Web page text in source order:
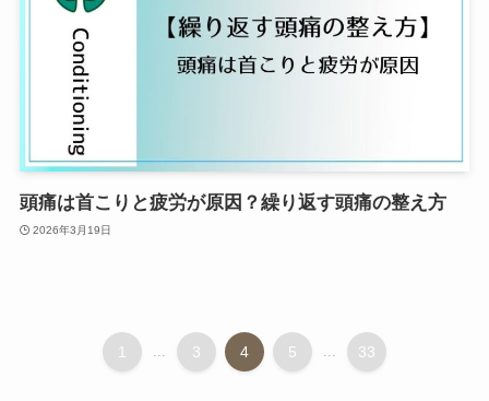
頭痛は首こりと疲労が原因？繰り返す頭痛の整え方
2026年3月19日
1 ... 3 4 5 ... 33